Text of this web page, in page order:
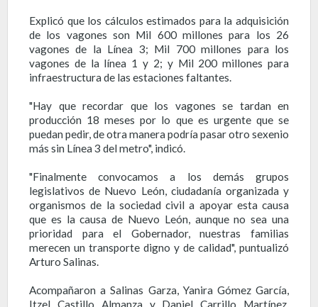
Explicó que los cálculos estimados para la adquisición
de los vagones son Mil 600 millones para los 26
vagones de la Línea 3; Mil 700 millones para los
vagones de la línea 1 y 2; y Mil 200 millones para
infraestructura de las estaciones faltantes.
"Hay que recordar que los vagones se tardan en
producción 18 meses por lo que es urgente que se
puedan pedir, de otra manera podría pasar otro sexenio
más sin Línea 3 del metro", indicó.
"Finalmente convocamos a los demás grupos
legislativos de Nuevo León, ciudadanía organizada y
organismos de la sociedad civil a apoyar esta causa
que es la causa de Nuevo León, aunque no sea una
prioridad para el Gobernador, nuestras familias
merecen un transporte digno y de calidad", puntualizó
Arturo Salinas.
Acompañaron a Salinas Garza, Yanira Gómez García,